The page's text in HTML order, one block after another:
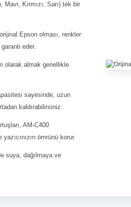
Kırmızı, Sarı) tek bir
Epson olması, renkler
eder.
olarak almak genellikle
sayesinde, uzun
kaldırabilirsiniz.
AM-C400
ömrünü korur.
suya, dağılmaya ve